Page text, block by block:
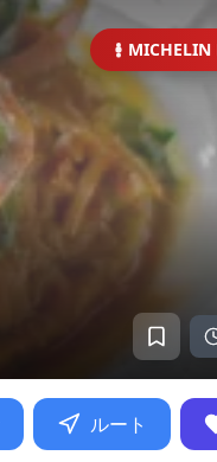
MICHELIN
ルート